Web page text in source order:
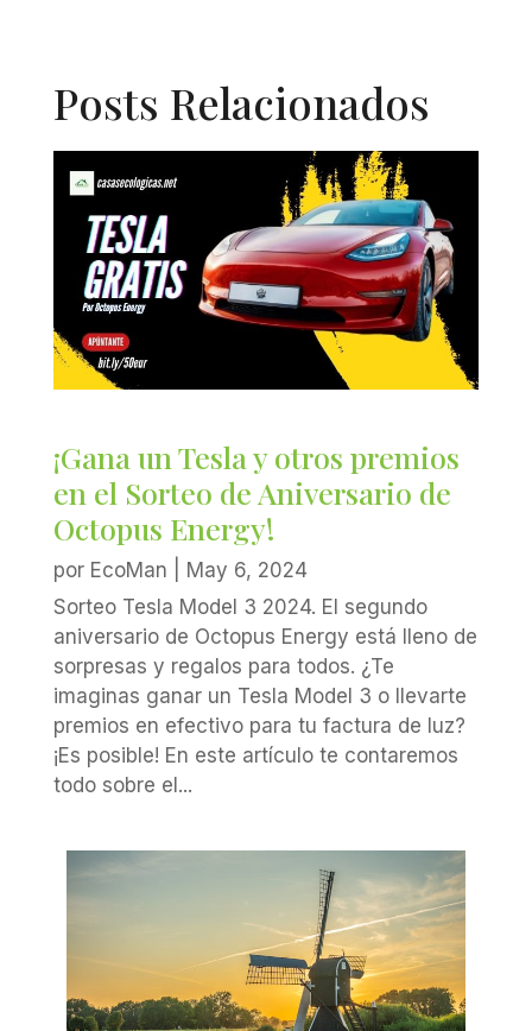
Posts Relacionados
¡Gana un Tesla y otros premios
en el Sorteo de Aniversario de
Octopus Energy!
por EcoMan
May 6, 2024
Sorteo Tesla Model 3 2024. El segundo
aniversario de Octopus Energy está lleno de
sorpresas y regalos para todos. ¿Te
imaginas ganar un Tesla Model 3 o llevarte
premios en efectivo para tu factura de luz?
¡Es posible! En este artículo te contaremos
todo sobre el...